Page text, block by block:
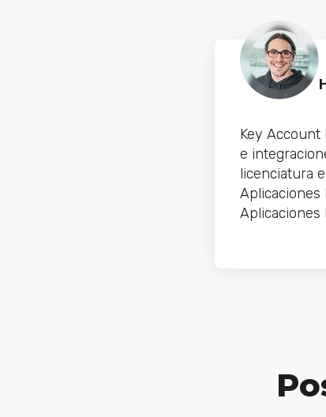
Key Account
e
licenciatura
Aplicaciones
Aplicaciones